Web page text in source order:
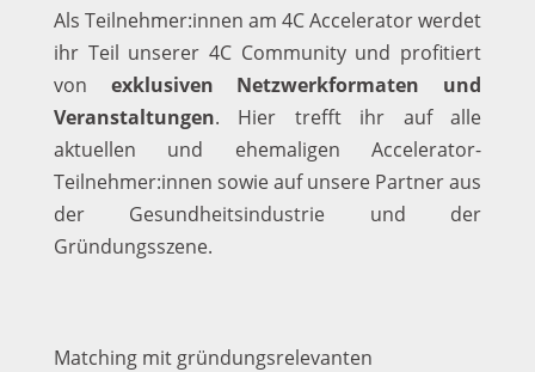
Als Teilnehmer:innen am 4C Accelerator werdet
ihr Teil unserer 4C Community und profitiert
von exklusiven Netzwerkformaten und
Veranstaltungen. Hier trefft ihr auf alle
aktuellen und ehemaligen Accelerator-
Teilnehmer:innen sowie auf unsere Partner aus
der Gesundheitsindustrie und der
Gründungsszene.
Matching mit gründungsrelevanten